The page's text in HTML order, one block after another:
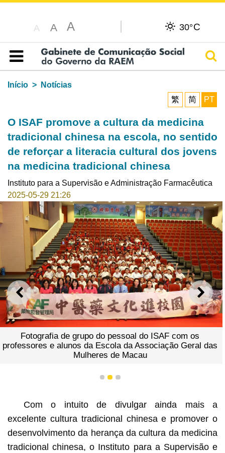
A A A 30°C
Índice
Início
Notícias
繁
简 PT
O ISAF promove a cultura da medicina
tradicional chinesa na escola, no sentido
de reforçar a literacia cultural dos jovens
na medicina tradicional chinesa
Instituto para a Supervisão e Administração Farmacêutica
2025-05-29 21:26
ANTERIOR
Fotografia de grupo do pessoal do ISAF com os
professores e alunos da Escola da Associação Geral das
Mulheres de Macau
1 2 3
Com o intuito de divulgar ainda mais a
excelente cultura tradicional chinesa e promover o
desenvolvimento da herança da cultura da medicina
tradicional chinesa, o Instituto para a Supervisão e